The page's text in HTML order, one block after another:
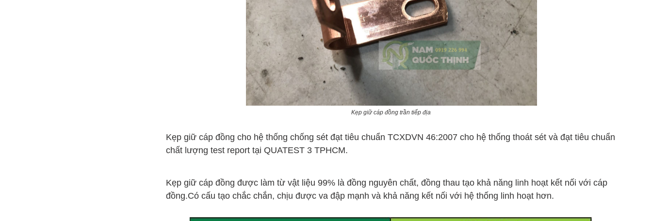
Kẹp giữ cáp đồng trần tiếp địa
Kẹp giữ cáp đồng cho hệ thống chống sét đạt tiêu chuẩn TCXDVN 46:2007 cho hệ thống thoát sét và đạt tiêu chuẩn
chất lượng test report tại QUATEST 3 TPHCM.
Kẹp giữ cáp đồng được làm từ vật liệu 99% là đồng nguyên chất, đồng thau tạo khả năng linh hoạt kết nối với cáp
đồng.Có cấu tạo chắc chắn, chịu được va đập mạnh và khả năng kết nối với hệ thống linh hoạt hơn.